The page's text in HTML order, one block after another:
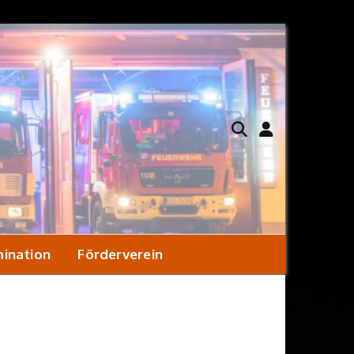
Förderverein